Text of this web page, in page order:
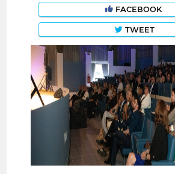
FACEBOOK
TWEET